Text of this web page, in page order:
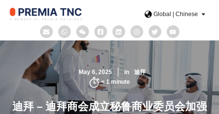
Global | Chinese
May 6, 2025 in
迪拜
< 1 minute
迪拜 – 迪拜商会成立秘鲁商业委员会加强